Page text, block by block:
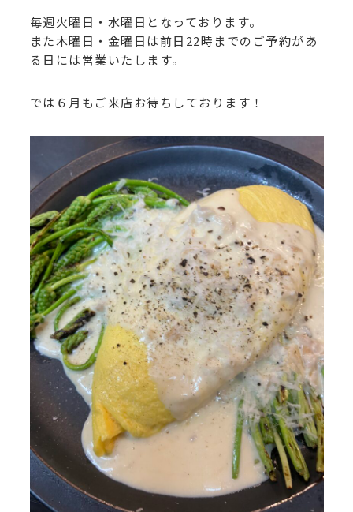
毎週火曜日・水曜日となっております。
また木曜日・金曜日は前日22時までのご予約があ
る日には営業いたします。
では６月もご来店お待ちしております！